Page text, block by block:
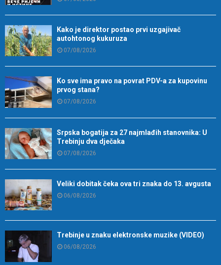
Kako je direktor postao prvi uzgajivač
autohtonog kukuruza
07/08/2026
Ko sve ima pravo na povrat PDV-a za kupovinu
prvog stana?
07/08/2026
Srpska bogatija za 27 najmlađih stanovnika: U
Trebinju dva dječaka
07/08/2026
Veliki dobitak čeka ova tri znaka do 13. avgusta
06/08/2026
Trebinje u znaku elektronske muzike (VIDEO)
06/08/2026